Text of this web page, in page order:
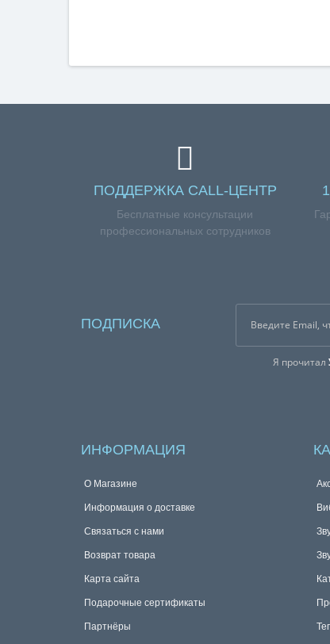
ПОДДЕРЖКА CALL-ЦЕНТР
Бесплатные консультации
профессиональных сотрудников
ПОДПИСКА
Я прочитал
ИНФОРМАЦИЯ
О Магазине
Информация о доставке
Связаться с нами
Возврат товара
Карта сайта
Подарочные сертификаты
Партнёры